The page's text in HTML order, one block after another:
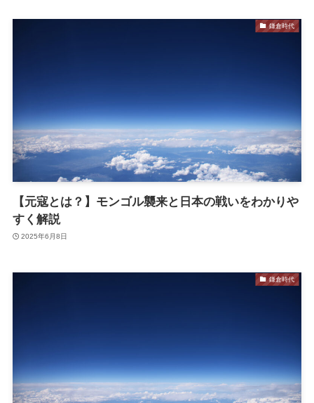
鎌倉時代
【元寇とは？】モンゴル襲来と日本の戦いをわかりや
すく解説
2025年6月8日
鎌倉時代